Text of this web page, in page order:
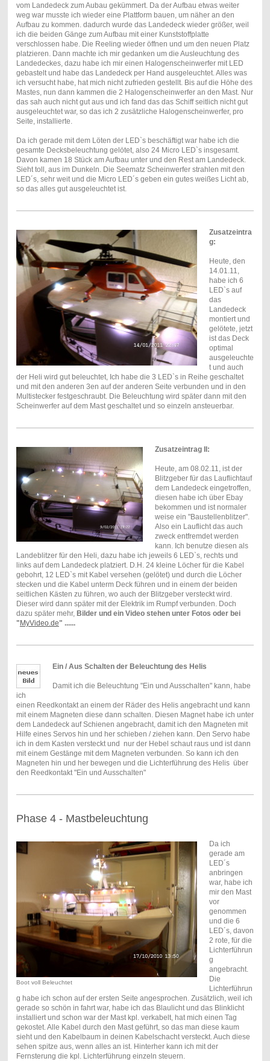
vom Landedeck zum Aubau gekümmert. Da der Aufbau etwas weiter
weg war musste ich wieder eine Plattform bauen, um näher an den
Aufbau zu kommen. dadurch wurde das Landedeck wieder größer, weil
ich die beiden Gänge zum Aufbau mit einer Kunststoffplatte
verschlossen habe. Die Reeling wieder öffnen und um den neuen Platz
platzieren. Dann machte ich mir gedanken um die Ausleuchtung des
Landedeckes, dazu habe ich mir einen Halogenscheinwerfer mit LED
gebastelt und habe das Landedeck per Hand ausgeleuchtet. Alles was
ich versucht habe, hat mich nicht zufrieden gestellt. Bis auf die Höhe des
Mastes, nun dann kammen die 2 Halogenscheinwerfer an den Mast. Nur
das sah auch nicht gut aus und ich fand das das Schiff seitlich nicht gut
ausgeleuchtet war, so das ich 2 zusätzliche Halogenscheinwerfer, pro
Seite, installierte.
Da ich gerade mit dem Löten der LED`s beschäftigt war habe ich die
gesamte Decksbeleuchtung gelötet, also 24 Micro LED`s insgesamt.
Davon kamen 18 Stück am Aufbau unter und den Rest am Landedeck.
Sieht toll, aus im Dunkeln. Die Seematz Scheinwerfer strahlen mit den
LED´s, sehr weit und die Micro LED´s geben ein gutes weißes Licht ab,
so das alles gut ausgeleuchtet ist.
Zusatzeintra
g:
Heute, den
14.01.11,
habe ich 6
LED`s auf
das
Landedeck
montiert und
gelötete, jetzt
ist das Deck
optimal
ausgeleuchte
t und auch
der Heli wird gut beleuchtet, Ich habe die 3 LED`s in Reihe geschaltet
und mit den anderen 3en auf der anderen Seite verbunden und in den
Multistecker festgeschraubt. Die Beleuchtung wird später dann mit den
Scheinwerfer auf dem Mast geschaltet und so einzeln ansteuerbar.
Zusatzeintrag II:
Heute, am 08.02.11, ist der
Blitzgeber für das Lauflichtauf
dem Landedeck eingetroffen,
diesen habe ich über Ebay
bekommen und ist normaler
weise ein "Baustellenblitzer".
Also ein Lauflicht das auch
zweck entfremdet werden
kann. Ich benutze diesen als
Landeblitzer für den Heli, dazu habe ich jeweils 6 LED`s, rechts und
links auf dem Landedeck platziert. D.H. 24 kleine Löcher für die Kabel
gebohrt, 12 LED`s mit Kabel versehen (gelötet) und durch die Löcher
stecken und die Kabel unterm Deck führen und in einem der beiden
seitlichen Kästen zu führen, wo auch der Blitzgeber versteckt wird.
Dieser wird dann später mit der Elektrik im Rumpf verbunden. Doch
dazu später mehr, Bilder und ein Video stehen unter Fotos oder bei
"MyVideo.de" ......
Ein / Aus Schalten der Beleuchtung des Helis
Damit ich die Beleuchtung "Ein und Ausschalten" kann, habe
ich
einen Reedkontakt an einem der Räder des Helis angebracht und kann
mit einem Magneten diese dann schalten. Diesen Magnet habe ich unter
dem Landedeck auf Schienen angebracht, damit ich den Magneten mit
Hilfe eines Servos hin und her schieben / ziehen kann. Den Servo habe
ich in dem Kasten versteckt und nur der Hebel schaut raus und ist dann
mit einem Gestänge mit dem Magneten verbunden. So kann ich den
Magneten hin und her bewegen und die Lichterführung des Helis über
den Reedkontakt "Ein und Ausschalten"
Phase 4 - Mastbeleuchtung
Boot voll Beleuchtet
Da ich
gerade am
LED´s
anbringen
war, habe ich
mir den Mast
vor
genommen
und die 6
LED´s, davon
2 rote, für die
Lichterführun
g
angebracht.
Die
Lichterführun
g habe ich schon auf der ersten Seite angesprochen. Zusätzlich, weil ich
gerade so schön in fahrt war, habe ich das Blaulicht und das Blinklicht
installiert und schon war der Mast kpl. verkabelt, hat mich einen Tag
gekostet. Alle Kabel durch den Mast geführt, so das man diese kaum
sieht und den Kabelbaum in deinen Kabelschacht versteckt. Auch diese
sehen spitze aus, wenn alles an ist. Hinterher kann ich mit der
Fernsterung die kpl. Lichterführung einzeln steuern.